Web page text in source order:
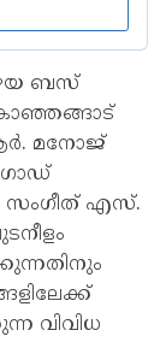
ബസ്
മനോജ്
സംഗീത് എസ്.
വിവിധ